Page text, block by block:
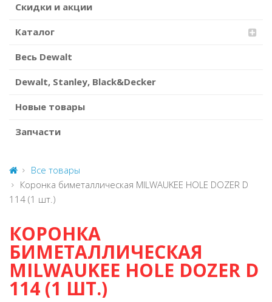
Скидки и акции
Каталог
Весь Dewalt
Dewalt, Stanley, Black&Decker
Новые товары
Запчасти
Все товары
Коронка биметаллическая MILWAUKEE HOLE DOZER D
114 (1 шт.)
КОРОНКА
БИМЕТАЛЛИЧЕСКАЯ
MILWAUKEE HOLE DOZER D
114 (1 ШТ.)